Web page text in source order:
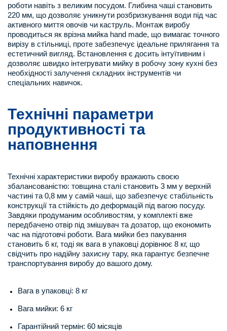
роботи навіть з великим посудом. Глибина чаші становить
220 мм, що дозволяє уникнути розбризкування води під час
активного миття овочів чи каструль. Монтаж виробу
проводиться як врізна мийка hand made, що вимагає точного
вирізу в стільниці, проте забезпечує ідеальне прилягання та
естетичний вигляд. Встановлення є досить інтуїтивним і
дозволяє швидко інтегрувати мийку в робочу зону кухні без
необхідності залучення складних інструментів чи
спеціальних навичок.
Технічні параметри
продуктивності та
наповнення
Технічні характеристики виробу вражають своєю
збалансованістю: товщина сталі становить 3 мм у верхній
частині та 0,8 мм у самій чаші, що забезпечує стабільність
конструкції та стійкість до деформацій під вагою посуду.
Завдяки продуманим особливостям, у комплекті вже
передбачено отвір під змішувач та дозатор, що економить
час на підготовчі роботи. Вага мийки без пакування
становить 6 кг, тоді як вага в упаковці дорівнює 8 кг, що
свідчить про надійну захисну тару, яка гарантує безпечне
транспортування виробу до вашого дому.
Вага в упаковці: 8 кг
Вага мийки: 6 кг
Гарантійний термін: 60 місяців